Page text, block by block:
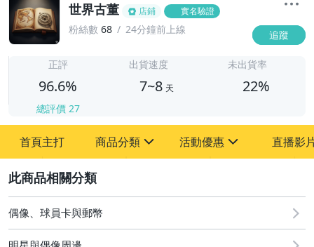
世界古董 店鋪 實名驗證
粉絲數 68 24分鐘前上線 追蹤
正評
96.6%
總評價 27
出貨速度
7~8 天
未出貨率
22%
首頁主打 商品分類
其它
活動優惠
[全店] 粉絲專享
[全店] 周年慶
直播影
偶像、球員卡與郵幣